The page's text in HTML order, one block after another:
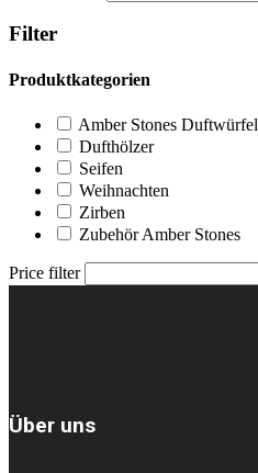
Filter
Produktkategorien
Amber Stones Duftwürfel
Dufthölzer
Seifen
Weihnachten
Zirben
Zubehör Amber Stones
Price filter
Über uns